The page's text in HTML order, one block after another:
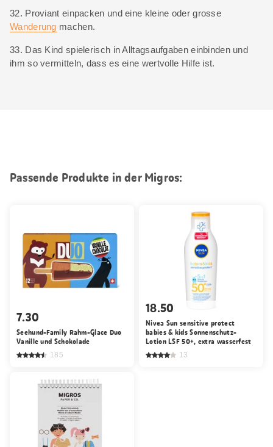
32. Proviant einpacken und eine kleine oder grosse
Wanderung machen.
33. Das Kind spielerisch in Alltagsaufgaben einbinden und
ihm so vermitteln, dass es eine wertvolle Hilfe ist.
Passende Produkte in der Migros:
7.30
Seehund-Family Rahm-Glace Duo
Vanille und Schokolade
185
18.50
Nivea Sun sensitive protect
babies & kids Sonnenschutz-
Lotion LSF 50+, extra wasserfest
13